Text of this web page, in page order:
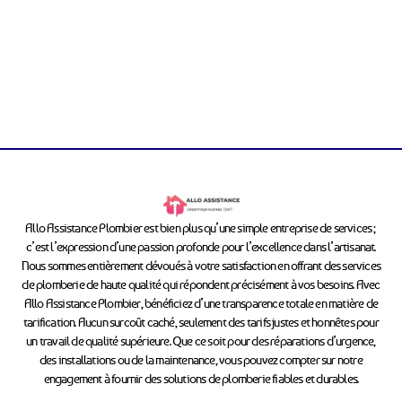
Allo Assistance Plombier est bien plus qu’une simple entreprise de services ;
c’est l’expression d’une passion profonde pour l’excellence dans l’artisanat.
Nous sommes entièrement dévoués à votre satisfaction en offrant des services
de plomberie de haute qualité qui répondent précisément à vos besoins. Avec
Allo Assistance Plombier, bénéficiez d’une transparence totale en matière de
tarification. Aucun surcoût caché, seulement des tarifs justes et honnêtes pour
un travail de qualité supérieure. Que ce soit pour des réparations d’urgence,
des installations ou de la maintenance, vous pouvez compter sur notre
engagement à fournir des solutions de plomberie fiables et durables.